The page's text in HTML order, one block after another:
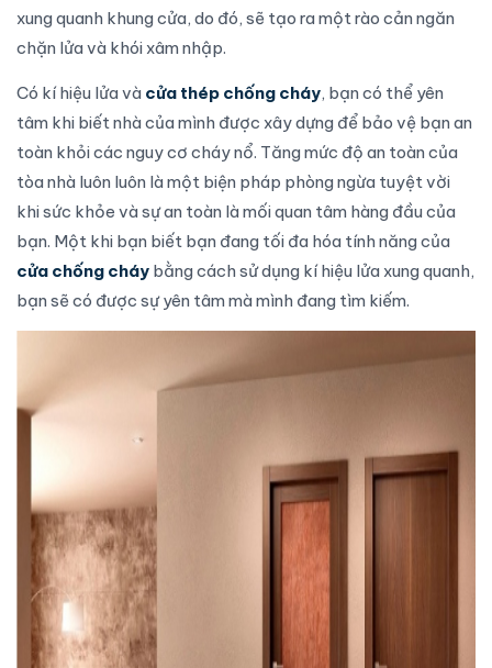
xung quanh khung cửa, do đó, sẽ tạo ra một rào cản ngăn
chặn lửa và khói xâm nhập.
Có kí hiệu lửa và cửa thép chống cháy, bạn có thể yên
tâm khi biết nhà của mình được xây dựng để bảo vệ bạn an
toàn khỏi các nguy cơ cháy nổ. Tăng mức độ an toàn của
tòa nhà luôn luôn là một biện pháp phòng ngừa tuyệt vời
khi sức khỏe và sự an toàn là mối quan tâm hàng đầu của
bạn. Một khi bạn biết bạn đang tối đa hóa tính năng của
cửa chống cháy bằng cách sử dụng kí hiệu lửa xung quanh,
bạn sẽ có được sự yên tâm mà mình đang tìm kiếm.